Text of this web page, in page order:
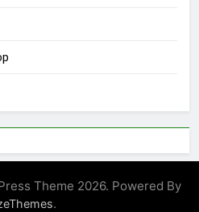
pills reviews
amazon
Theme 2026. Powered By
.